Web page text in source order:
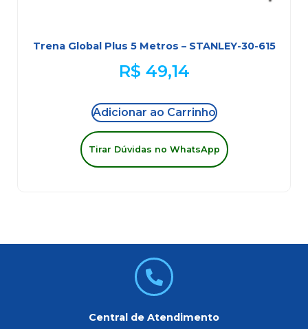
Trena Global Plus 5 Metros – STANLEY-30-615
R$ 49,14
Adicionar ao Carrinho
Tirar Dúvidas no WhatsApp
Central de Atendimento